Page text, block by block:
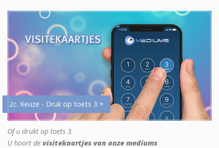
2c. Keuze - Druk op toets 3 +
Of u drukt op toets 3.
U hoort de visitekaartjes van onze mediums